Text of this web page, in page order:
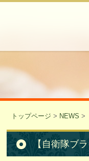
トップページ > NEWS >
【自衛隊ブ